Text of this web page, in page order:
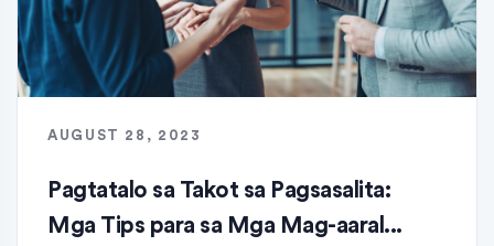
AUGUST 28, 2023
Pagtatalo sa Takot sa Pagsasalita:
Mga Tips para sa Mga Mag-aaral...